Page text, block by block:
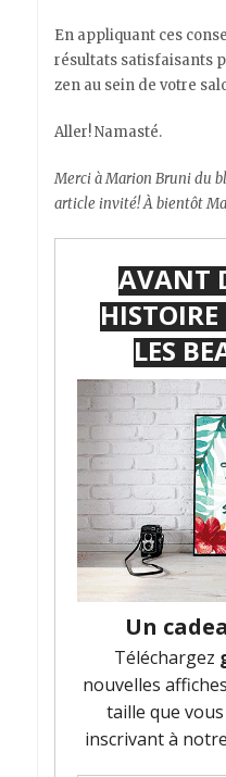
En appliquant ces
résultats satisfaisants
zen au sein de votre
Aller! Namasté.
Merci à Marion Bruni du
article invité! À bientôt